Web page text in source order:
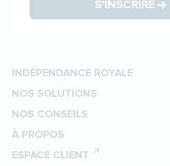
S'INSCRIRE
INDÉPENDANCE ROYALE
NOS SOLUTIONS
NOS CONSEILS
À PROPOS
ESPACE CLIENT